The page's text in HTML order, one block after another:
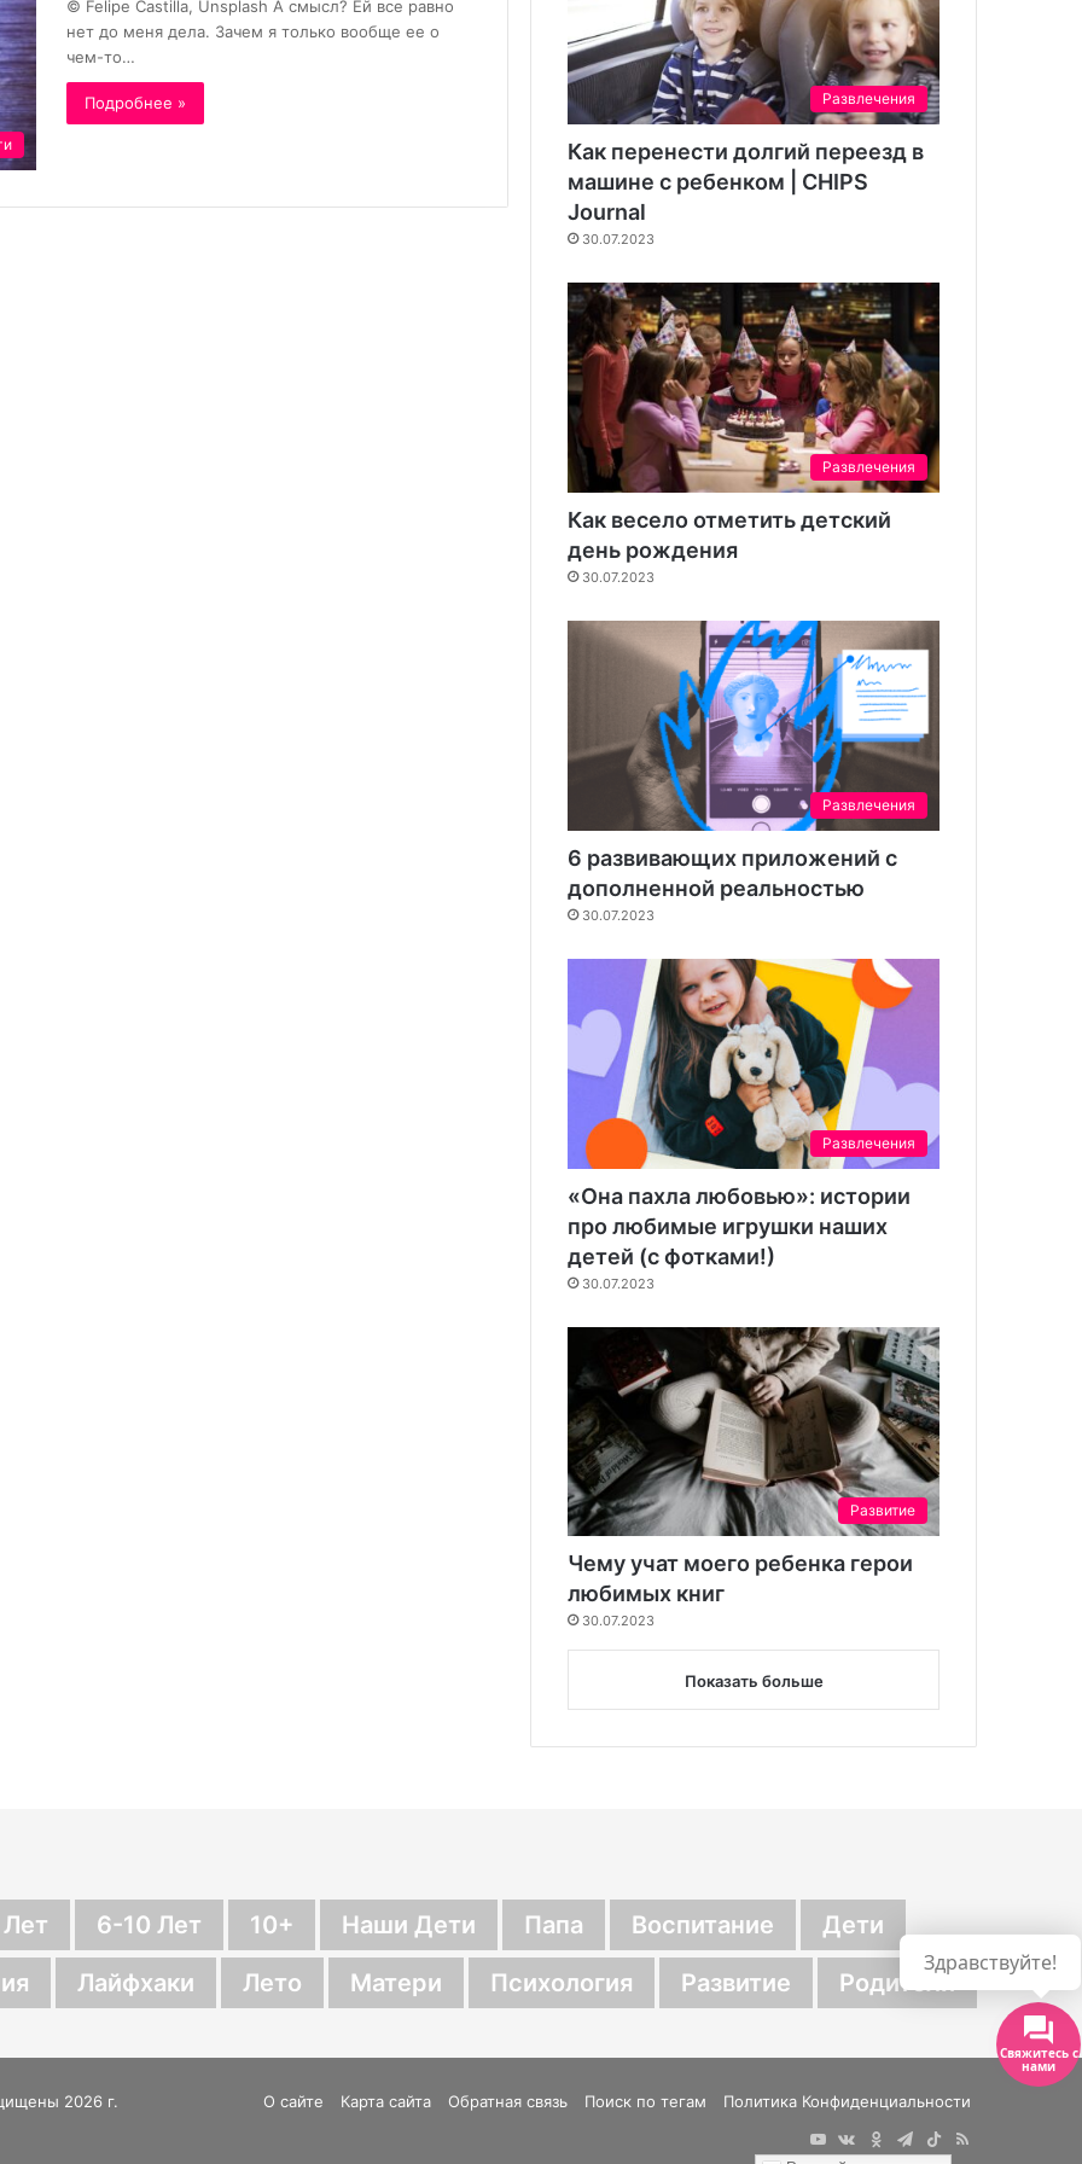
© Felipe Castilla, Unsplash А смысл? Ей все равно
нет до меня дела. Зачем я только вообще ее о
чем-то…
Подробнее » Развлечения
Как перенести долгий переезд в
машине с ребенком | CHIPS
Journal
30.07.2023
Развлечения
Как весело отметить детский
день рождения
30.07.2023
Развлечения
6 развивающих приложений с
дополненной реальностью
30.07.2023
Развлечения
«Она пахла любовью»: истории
про любимые игрушки наших
детей (с фотками!)
30.07.2023
Развитие
Чему учат моего ребенка герои
любимых книг
30.07.2023
Показать больше
6-10 Лет 10+ Наши Дети Папа Воспитание
Дети
Лайфхаки Лето Матери Психология Развитие Родители
2026 г. О сайте Карта сайта Обратная связь Поиск по тегам
Политика Конфиденциальности
YouTubevk.comОдноклассники
Telegram
TikTokRSS
Свяжитесь с
нами
Здравствуйте!